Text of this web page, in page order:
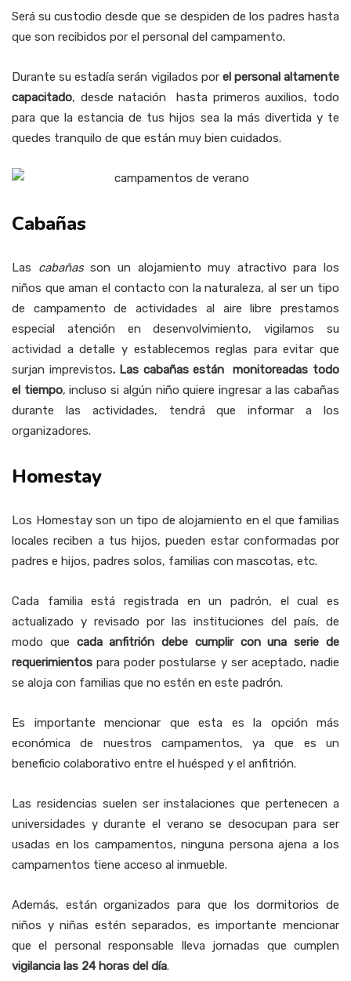
Será su custodio desde que se despiden de los padres hasta
que son recibidos por el personal del campamento.
Durante su estadía serán vigilados porel personal altamente
capacitado, desde natación hasta primeros auxilios, todo
para que la estancia de tus hijos sea la más divertida y te
quedes tranquilo de que están muy bien cuidados.
Cabañas
Las cabañasson un alojamiento muy atractivo para los
niños que aman el contacto con la naturaleza, al ser un tipo
de campamento de actividades al aire libre prestamos
especial atención en desenvolvimiento, vigilamos su
actividad a detalle y establecemos reglas para evitar que
surjan imprevistos. Las cabañas están monitoreadas todo
el tiempo, incluso si algún niño quiere ingresar a las cabañas
durante las actividades, tendrá que informar a los
organizadores.
Homestay
Los Homestay son un tipo de alojamiento en el que familias
locales reciben a tus hijos, pueden estar conformadas por
padres e hijos, padres solos, familias con mascotas, etc.
Cada familia está registrada en un padrón, el cual es
actualizado y revisado por las instituciones del país, de
modo que cada anfitrión debe cumplir con una serie de
requerimientos para poder postularse y ser aceptado, nadie
se aloja con familias que no estén en este padrón.
Es importante mencionar que esta es la opción más
económica de nuestros campamentos, ya que es un
beneficio colaborativo entre el huésped y el anfitrión.
Las residencias suelen ser instalaciones que pertenecen a
universidades y durante el verano se desocupan para ser
usadas en los campamentos, ninguna persona ajena a los
campamentos tiene acceso al inmueble.
Además, están organizados para que los dormitorios de
niños y niñas estén separados, es importante mencionar
que el personal responsable lleva jornadas que cumplen
vigilancia las 24 horas del día.